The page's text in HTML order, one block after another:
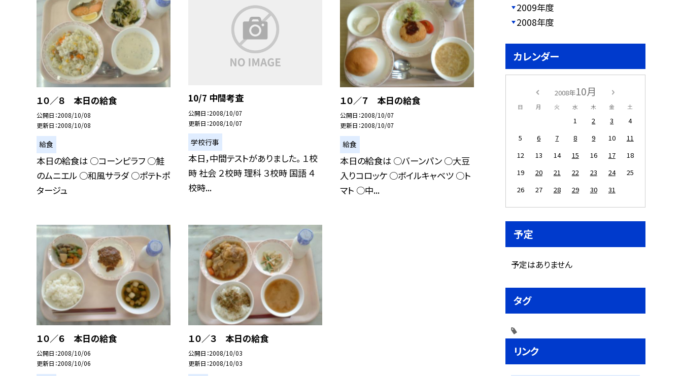
１０／８ 本日の給食
公開日 2008/10/08
更新日 2008/10/08
給食
本日の給食は ○コーンピラフ ○鮭
のムニエル ○和風サラダ ○ポテトポ
タージュ
10/7 中間考査
公開日 2008/10/07
更新日 2008/10/07
学校行事
本日，中間テストがありました。 １校
時 社会 ２校時 理科 ３校時 国語 ４
校時...
１０／７ 本日の給食
公開日 2008/10/07
更新日 2008/10/07
給食
本日の給食は ○バーンパン ○大豆
入りコロッケ ○ボイルキャベツ ○ト
マト ○中...
１０／６ 本日の給食
公開日 2008/10/06
更新日 2008/10/06
１０／３ 本日の給食
公開日 2008/10/03
更新日 2008/10/03
2009年度
2008年度
カレンダー
2008年10月
日 月 火 水 木 金 土
1 2 3
4
5
6 7 8 9 10
11
12
13 14 15 16 17
18
19
20 21 22 23 24
25
26
27 28 29 30 31
予定
予定はありません
タグ
リンク